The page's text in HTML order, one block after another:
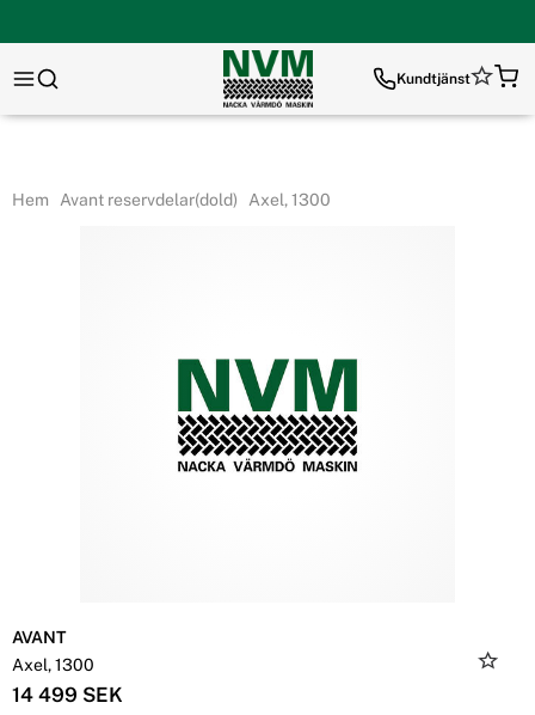
Kundtjänst
Hem Avant reservdelar(dold) Axel, 1300
AVANT
Axel, 1300
14 499 SEK